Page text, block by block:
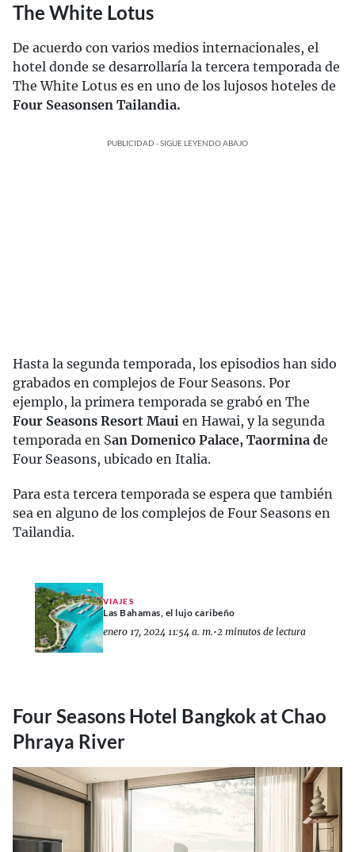
The White Lotus
De acuerdo con varios medios internacionales, el
hotel donde se desarrollaría la tercera temporada de
The White Lotus es en uno de los lujosos hoteles de
Four Seasonsen Tailandia.
PUBLICIDAD - SIGUE LEYENDO ABAJO
Hasta la segunda temporada, los episodios han sido
grabados en complejos de Four Seasons. Por
ejemplo, la primera temporada se grabó en The
Four Seasons Resort Maui en Hawai, y la segunda
temporada en San Domenico Palace, Taormina de
Four Seasons, ubicado en Italia.
Para esta tercera temporada se espera que también
sea en alguno de los complejos de Four Seasons en
Tailandia.
VIAJES
Las Bahamas, el lujo caribeño
enero 17, 2024 11:54 a. m.•2 minutos de lectura
Four Seasons Hotel Bangkok at Chao
Phraya River